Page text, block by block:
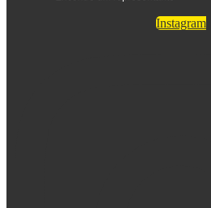
Instagram